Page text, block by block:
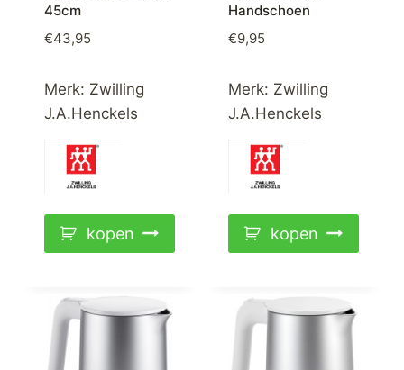
45cm
€43,95
Merk: Zwilling
J.A.Henckels
kopen
Handschoen
€9,95
Merk: Zwilling
J.A.Henckels
kopen